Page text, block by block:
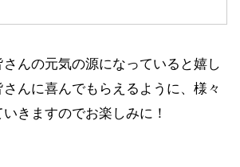
んの元気の源になっていると嬉し
んに喜んでもらえるように、様々
きますのでお楽しみに！